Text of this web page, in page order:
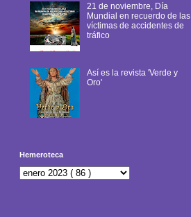
21 de noviembre, Día
Mundial en recuerdo de las
víctimas de accidentes de
tráfico
Así es la revista 'Verde y
Oro'
Hemeroteca